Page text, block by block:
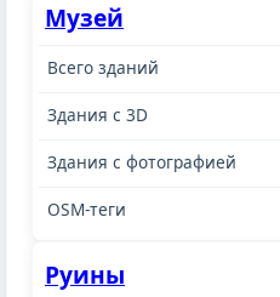
Музей
Руины